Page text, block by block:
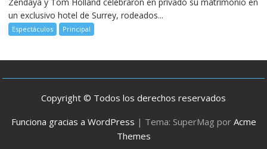
un exclusivo hotel de Surrey, rodeados...
Espectáculos Principal
Copyright © Todos los derechos reservados
Funciona gracias a WordPress | Tema: SuperMag por Acme
Themes